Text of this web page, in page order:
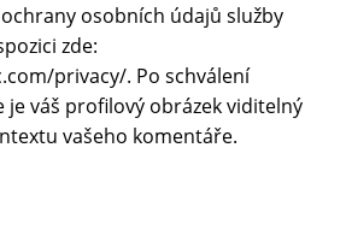
osobních údajů služby
zde:
privacy/. Po schválení
je váš profilový obrázek viditelný
vašeho komentáře.